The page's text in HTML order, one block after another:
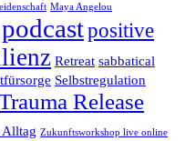
Maya Angelou
podcastpositive
Retreat sabbatical
Selbstregulation
Release
Zukunftsworkshop live online